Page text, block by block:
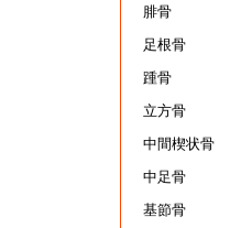
腓骨
足根骨
踵骨
立方骨
中間楔状骨
中足骨
基節骨